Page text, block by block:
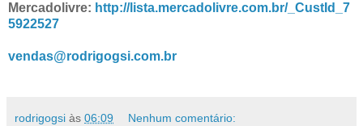
Mercadolivre: http://lista.mercadolivre.com.br/_CustId_7
5922527
vendas@rodrigogsi.com.br
rodrigogsi às 06:09 Nenhum comentário: